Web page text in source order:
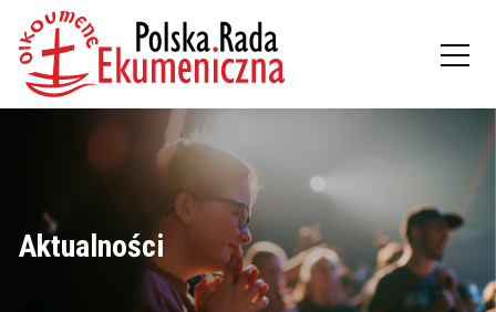
Aktualności